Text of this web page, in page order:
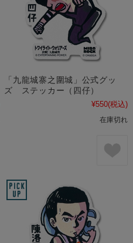
「九龍城寨之圍城」公式グッ
ズ ステッカー（四仔）
¥550(税込)
在庫切れ